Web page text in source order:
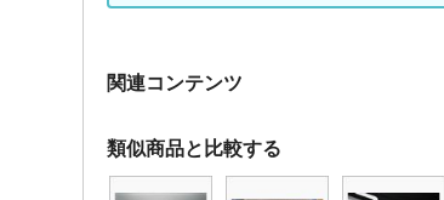
関連コンテンツ
類似商品と比較する